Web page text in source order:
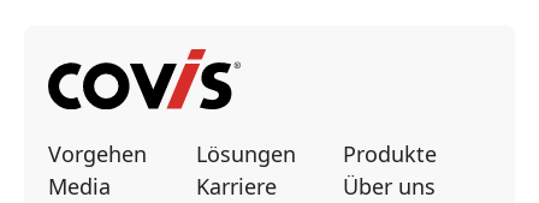
Vorgehen Lösungen
Produkte
Media
Karriere
Über uns